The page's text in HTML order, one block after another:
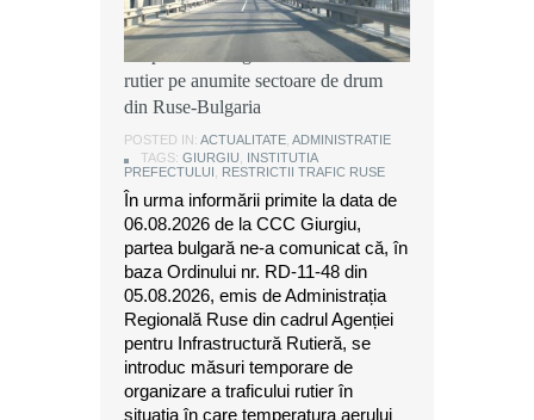
Instituția Prefectului: Măsuri
temporare de organizare a traficului
rutier pe anumite sectoare de drum
din Ruse-Bulgaria
POSTED IN: ACTUALITATE ADMINISTRATIE
TAGS: GIURGIU
INSTITUTIA
PREFECTULUI
RESTRICTII TRAFIC RUSE
În urma informării primite la data de
06.08.2026 de la CCC Giurgiu,
partea bulgară ne-a comunicat că, în
baza Ordinului nr. RD-11-48 din
05.08.2026, emis de Administrația
Regională Ruse din cadrul Agenției
pentru Infrastructură Rutieră, se
introduc măsuri temporare de
organizare a traficului rutier în
situația în care temperatura aerului